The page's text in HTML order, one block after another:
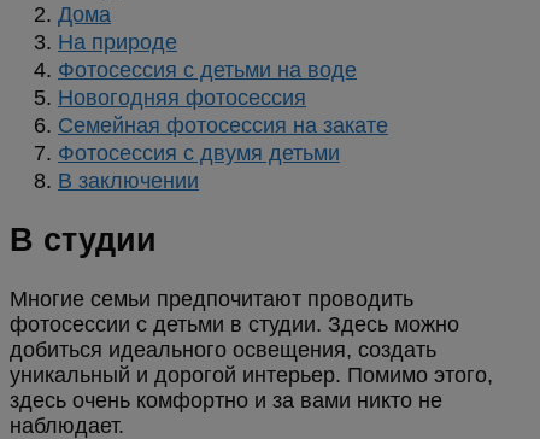
Дома
На природе
Фотосессия с детьми на воде
Новогодняя фотосессия
Семейная фотосессия на закате
Фотосессия с двумя детьми
В заключении
В студии
Многие семьи предпочитают проводить
фотосессии с детьми в студии. Здесь можно
добиться идеального освещения, создать
уникальный и дорогой интерьер. Помимо этого,
здесь очень комфортно и за вами никто не
наблюдает.